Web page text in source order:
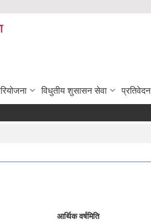
विधुतीय शुसासन सेवा प्रतिवेदन
आर्थिक वर्षमिति